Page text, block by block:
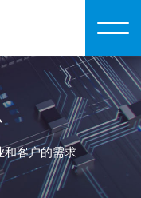
和客户的需求